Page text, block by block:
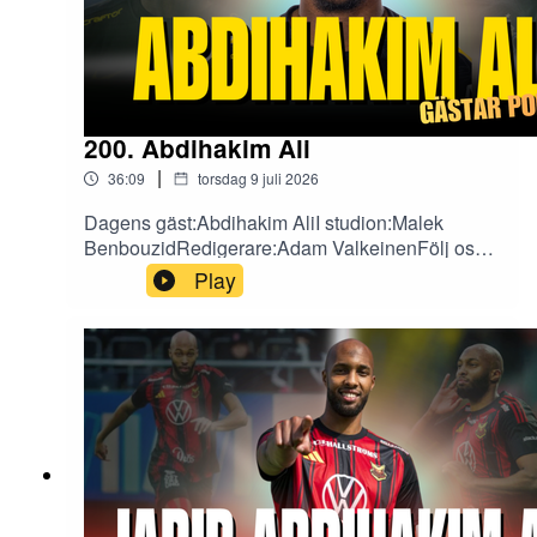
200. Abdihakim Ali
36:09 | torsdag 9 juli 2026
Dagens gäst:Abdihakim AliI studion:Malek
BenbouzidRedigerare:Adam ValkeinenFölj oss
på sociala medier!X:
https://x.com/fotbollefotbollInstagram:
https://www.instagram.com/fotbollarfotboll/TikTok
: https://www.tiktok.com/@fotbollarfotboll
Play